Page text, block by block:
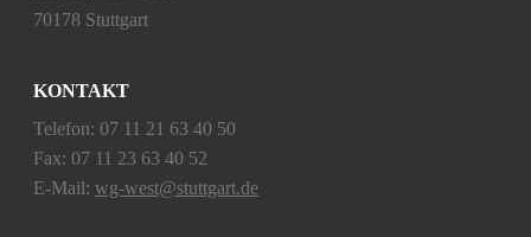
70178 Stuttgart
KONTAKT
Telefon: 07 11 21 63 40 50
Fax: 07 11 23 63 40 52
E-Mail: wg-west@stuttgart.de